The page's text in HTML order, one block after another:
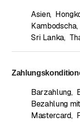
Asien,
Kambodscha,
Sri Lanka,
Barzahlung,
Bezahlung
Mastercard,